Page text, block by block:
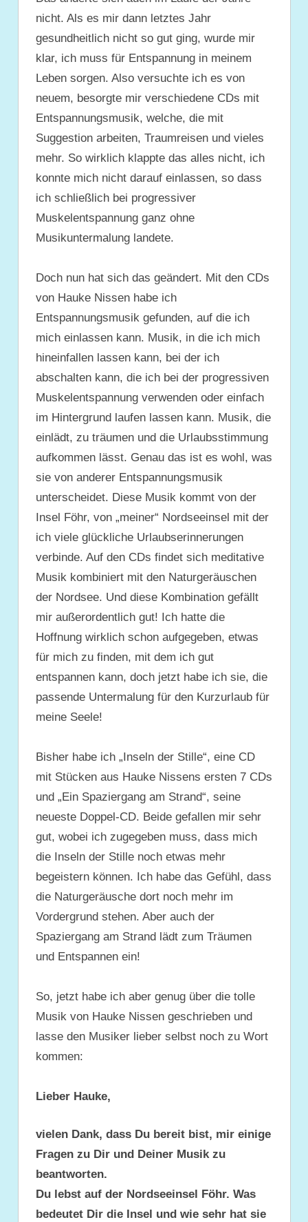
nicht. Als es mir dann letztes Jahr
gesundheitlich nicht so gut ging, wurde mir
klar, ich muss für Entspannung in meinem
Leben sorgen. Also versuchte ich es von
neuem, besorgte mir verschiedene CDs mit
Entspannungsmusik, welche, die mit
Suggestion arbeiten, Traumreisen und vieles
mehr. So wirklich klappte das alles nicht, ich
konnte mich nicht darauf einlassen, so dass
ich schließlich bei progressiver
Muskelentspannung ganz ohne
Musikuntermalung landete.
Doch nun hat sich das geändert. Mit den CDs
von Hauke Nissen habe ich
Entspannungsmusik gefunden, auf die ich
mich einlassen kann. Musik, in die ich mich
hineinfallen lassen kann, bei der ich
abschalten kann, die ich bei der progressiven
Muskelentspannung verwenden oder einfach
im Hintergrund laufen lassen kann. Musik, die
einlädt, zu träumen und die Urlaubsstimmung
aufkommen lässt. Genau das ist es wohl, was
sie von anderer Entspannungsmusik
unterscheidet. Diese Musik kommt von der
Insel Föhr, von „meiner“ Nordseeinsel mit der
ich viele glückliche Urlaubserinnerungen
verbinde. Auf den CDs findet sich meditative
Musik kombiniert mit den Naturgeräuschen
der Nordsee. Und diese Kombination gefällt
mir außerordentlich gut! Ich hatte die
Hoffnung wirklich schon aufgegeben, etwas
für mich zu finden, mit dem ich gut
entspannen kann, doch jetzt habe ich sie, die
passende Untermalung für den Kurzurlaub für
meine Seele!
Bisher habe ich „Inseln der Stille“, eine CD
mit Stücken aus Hauke Nissens ersten 7 CDs
und „Ein Spaziergang am Strand“, seine
neueste Doppel-CD. Beide gefallen mir sehr
gut, wobei ich zugegeben muss, dass mich
die Inseln der Stille noch etwas mehr
begeistern können. Ich habe das Gefühl, dass
die Naturgeräusche dort noch mehr im
Vordergrund stehen. Aber auch der
Spaziergang am Strand lädt zum Träumen
und Entspannen ein!
So, jetzt habe ich aber genug über die tolle
Musik von Hauke Nissen geschrieben und
lasse den Musiker lieber selbst noch zu Wort
kommen:
Lieber Hauke,
vielen Dank, dass Du bereit bist, mir einige
Fragen zu Dir und Deiner Musik zu
beantworten.
Du lebst auf der Nordseeinsel Föhr. Was
bedeutet Dir die Insel und wie sehr hat sie